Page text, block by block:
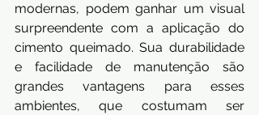
modernas, podem ganhar um visual
surpreendente com a aplicação do
cimento queimado. Sua durabilidade
e facilidade de manutenção são
grandes vantagens para esses
ambientes, que costumam ser